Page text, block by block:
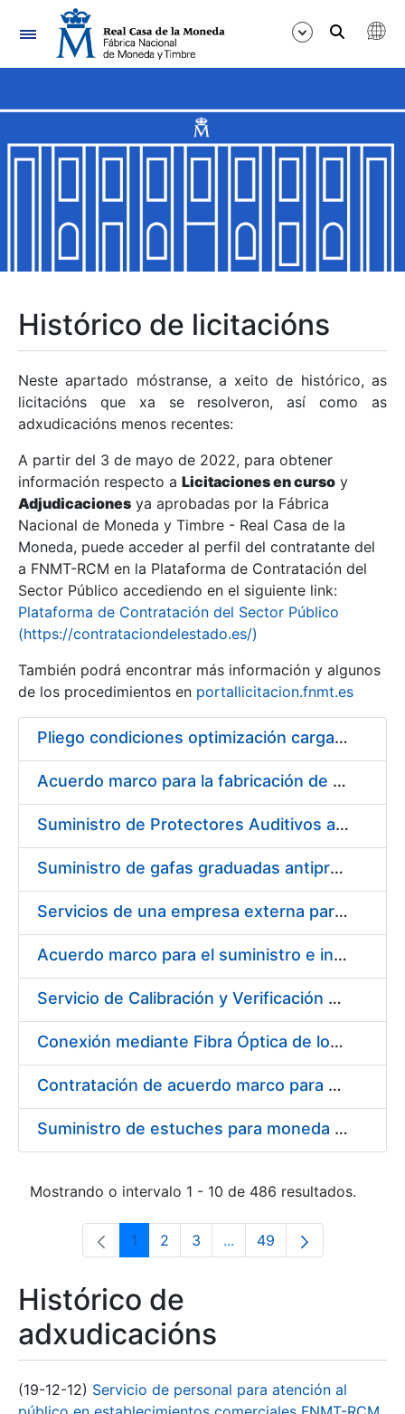
Navegación
Mostrar/Ocultar
Mostrar/Ocultar
Mostrar/Ocultar
Mostrar/Ocultar
Mostrar/Ocultar
Mostrar/Ocultar
Mostrar/Ocultar
Histórico de licitacións
Neste apartado móstranse, a xeito de histórico, as
licitacións que xa se resolveron, así como as
adxudicacións menos recentes:
A partir del 3 de mayo de 2022, para obtener
información respecto a Licitaciones en curso y
Adjudicaciones ya aprobadas por la Fábrica
Nacional de Moneda y Timbre - Real Casa de la
Moneda, puede acceder al perfil del contratante del
a FNMT-RCM en la Plataforma de Contratación del
Sector Público accediendo en el siguiente link:
Plataforma de Contratación del Sector Público
(https://contrataciondelestado.es/)
También podrá encontrar más información y algunos
de los procedimientos en portallicitacion.fnmt.es
Pliego condiciones optimización cargas compras firmado
Acuerdo marco para la fabricación de piezas
Suministro de Protectores Auditivos a medida para las personas trabajadoras de los Centros de Trabajo de Madrid y Burgos
Suministro de gafas graduadas antiproyecciones para los trabajadores de la FNMT-RCM en los centros de trabajo de Madrid y Burgos
Servicios de una empresa externa para el asesoramiento y resolución de los recursos de alzada que se presentan relacionados con procesos de selección para la FNMT-RCM
Acuerdo marco para el suministro e instalación de persianas, estores y otros complementos
Servicio de Calibración y Verificación Externa de los Equipos de Medición del Servicio de Prevención de la FNMT-RCM
Conexión mediante Fibra Óptica de los Centros de Proceso de Datos (CPDs) de las sedes de la FNMT-RCM de Burgos y Madrid
Contratación de acuerdo marco para el Suministro de Material de Electricidad para la Fábrica Nacional de Moneda y Timbre-Real Casa de la Moneda en su centro de trabajo de Burgos
Suministro de estuches para moneda de 30 €
Mostrando o intervalo 1 - 10 de 486 resultados.
Páxina
1 Páxina
2 Páxina
3 ...Páxinas intermedias Use
Páxina
49
Histórico de
adxudicacións
(19-12-12) Servicio de personal para atención al